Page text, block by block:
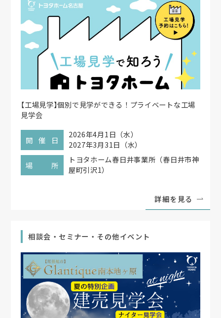
【工場見学】個別で見学ができる！プライベートな工場
見学会
開催日
2026年4月1日（水）
2027年3月31日（水）
場所
トヨタホーム春日井事業所（春日井市神
屋町引沢1）
詳細を見る
相談会・セミナー・その他イベント